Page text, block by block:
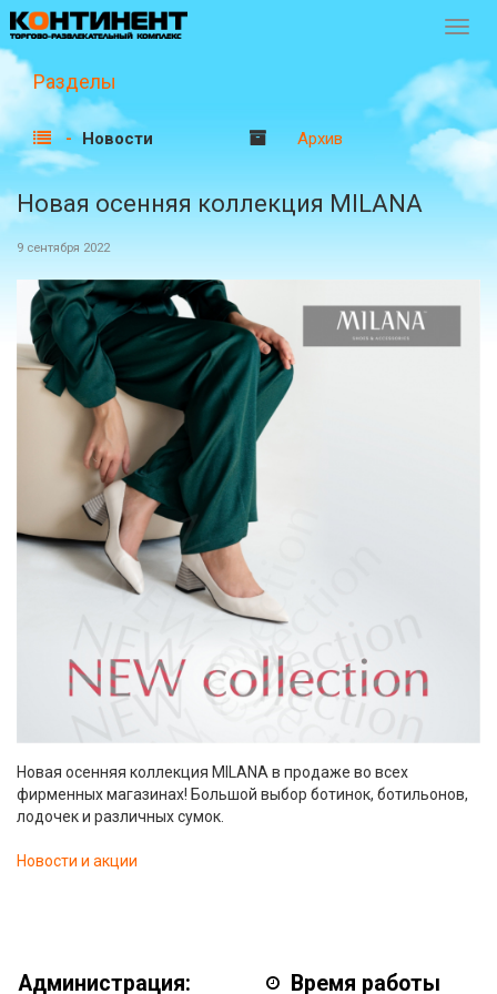
Разделы
Новости Архив
Новая осенняя коллекция MILANA
9 сентября 2022
Новая осенняя коллекция MILANA в продаже во всех
фирменных магазинах! Большой выбор ботинок, ботильонов,
лодочек и различных сумок.
Новости и акции
Администрация: Время работы